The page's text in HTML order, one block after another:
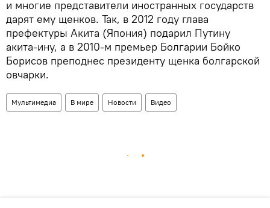
и многие представители иностранных государств
дарят ему щенков. Так, в 2012 году глава
префектуры Акита (Япония) подарил Путину
акита-ину, а в 2010-м премьер Болгарии Бойко
Борисов преподнес президенту щенка болгарской
овчарки.
Мультимедиа В мире Новости Видео